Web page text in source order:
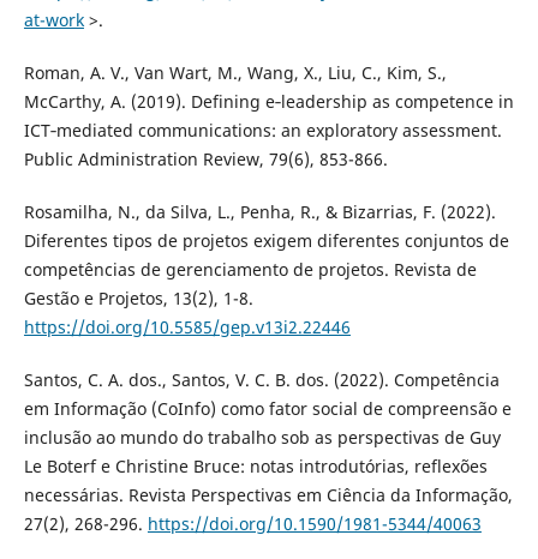
at-work>.
Roman, A. V., Van Wart, M., Wang, X., Liu, C., Kim, S.,
McCarthy, A. (2019). Defining e‐leadership as competence in
ICT‐mediated communications: an exploratory assessment.
Public Administration Review, 79(6), 853-866.
Rosamilha, N., da Silva, L., Penha, R., & Bizarrias, F. (2022).
Diferentes tipos de projetos exigem diferentes conjuntos de
competências de gerenciamento de projetos. Revista de
Gestão e Projetos, 13(2), 1-8.
https://doi.org/10.5585/gep.v13i2.22446
Santos, C. A. dos., Santos, V. C. B. dos. (2022). Competência
em Informação (CoInfo) como fator social de compreensão e
inclusão ao mundo do trabalho sob as perspectivas de Guy
Le Boterf e Christine Bruce: notas introdutórias, reflexões
necessárias. Revista Perspectivas em Ciência da Informação,
27(2), 268-296. https://doi.org/10.1590/1981-5344/40063